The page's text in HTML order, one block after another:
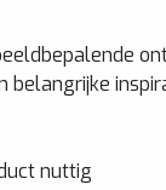
nuttig